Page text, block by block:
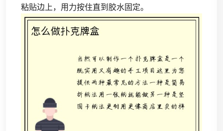
粘贴边上，用力按住直到胶水固定。